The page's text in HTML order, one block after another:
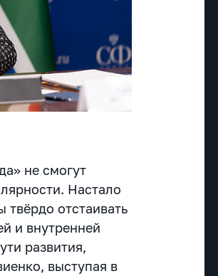
не смогут
Настало
отстаивать
и внутренней
развития,
выступая в